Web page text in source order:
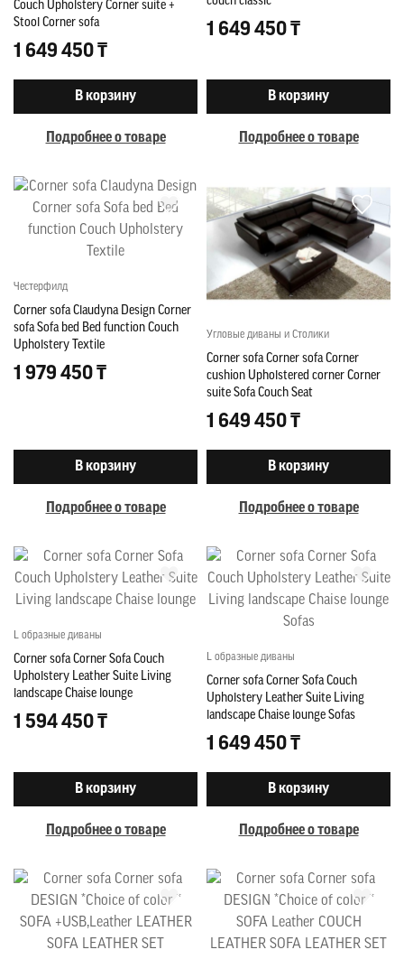
Couch Upholstery Corner suite +
Stool Corner sofa
1 649 450 ₸
В корзину
Подробнее о товаре
1 649 450 ₸
В корзину
Подробнее о товаре
Честерфилд
Corner sofa Claudyna Design Corner
sofa Sofa bed Bed function Couch
Upholstery Textile
1 979 450 ₸
В корзину
Подробнее о товаре
Угловые диваны и Столики
Corner sofa Corner sofa Corner
cushion Upholstered corner Corner
suite Sofa Couch Seat
1 649 450 ₸
В корзину
Подробнее о товаре
L образные диваны
Corner sofa Corner Sofa Couch
Upholstery Leather Suite Living
landscape Chaise lounge
1 594 450 ₸
В корзину
Подробнее о товаре
L образные диваны
Corner sofa Corner Sofa Couch
Upholstery Leather Suite Living
landscape Chaise lounge Sofas
1 649 450 ₸
В корзину
Подробнее о товаре